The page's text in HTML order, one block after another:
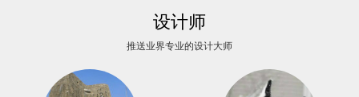
设计师
推送业界专业的设计大师